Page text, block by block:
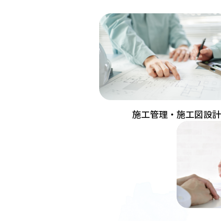
施工管理・施工図設計